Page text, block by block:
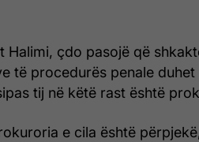
Halimi, çdo pasojë që
të procedurës penale
tij në këtë rast është
e cila është